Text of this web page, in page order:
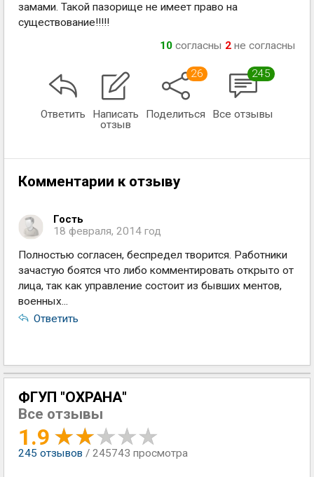
замами. Такой пазорище не имеет право на
существование!!!!!
10 согласны 2 не согласны
Ответить
Написать
отзыв
26
Поделиться
245
Все отзывы
Комментарии к отзыву
Гость
18 февраля, 2014 год
Полностью согласен, беспредел творится. Работники
зачастую боятся что либо комментировать открыто от
лица, так как управление состоит из бывших ментов,
военных...
Ответить
ФГУП "ОХРАНА"
Все отзывы
1.9
245 отзывов / 245743 просмотра